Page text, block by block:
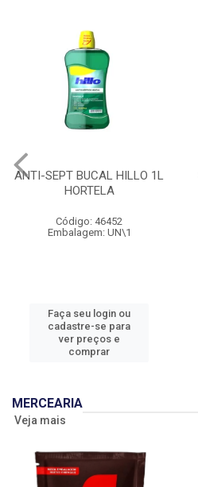
ANTI-SEPT BUCAL HILLO 1L
HORTELA
Código: 46452
Embalagem: UN\1
Faça seu login ou
cadastre-se para
ver preços e
comprar
MERCEARIA
Veja mais